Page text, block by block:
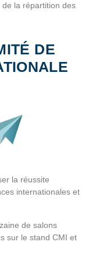
de la répartition des
DE
la réussite
internationales et
de salons
sur le stand CMI et